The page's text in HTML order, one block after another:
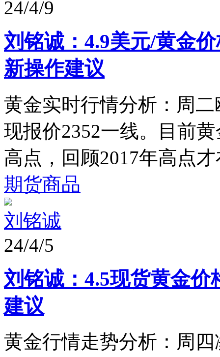
24/4/9
刘铭诚：4.9美元/黄金
新操作建议
黄金实时行情分析：周
现报价2352一线。目前
高点，回顾2017年高点
期货商品
刘铭诚
24/4/5
刘铭诚：4.5现货黄金
建议
黄金行情走势分析：周